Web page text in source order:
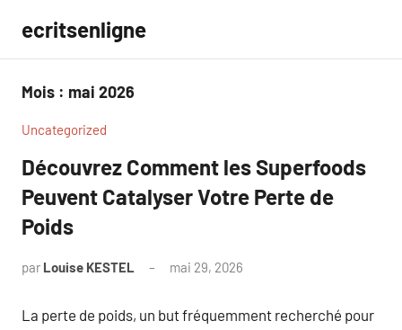
contenu
ecritsenligne
Mois : mai 2026
Uncategorized
Découvrez Comment les Superfoods
Peuvent Catalyser Votre Perte de
Poids
par Louise KESTEL mai 29, 2026
La perte de poids, un but fréquemment recherché pour